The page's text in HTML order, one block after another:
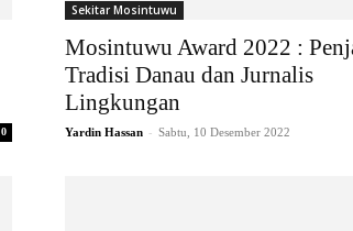
0
Sekitar Mosintuwu
Mosintuwu Award 2022 :
Tradisi Danau dan Jurnalis
Lingkungan
Yardin Hassan - Sabtu, 10 Desember 2022